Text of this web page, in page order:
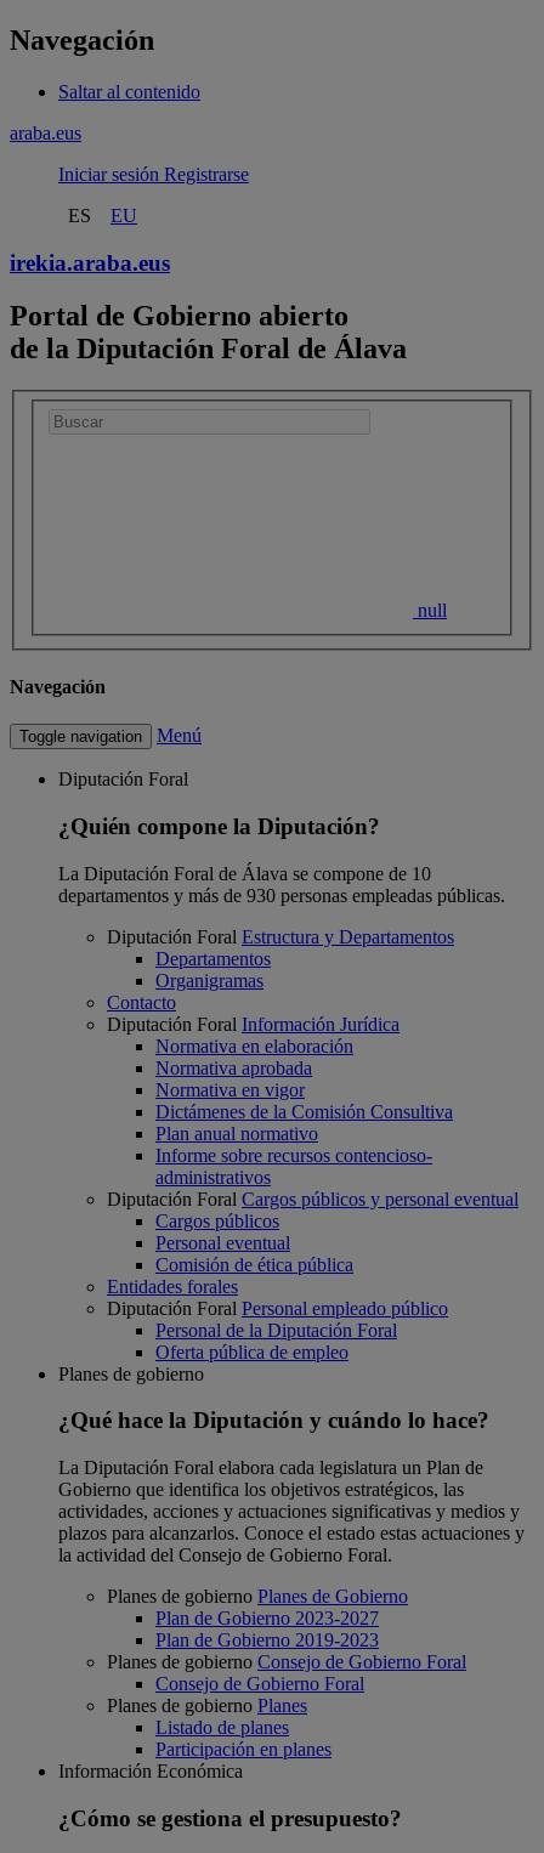
Navegación
Saltar al contenido
araba.eus
Iniciar sesión Registrarse
ES
EU
irekia.araba.eus
Portal de Gobierno abierto
de la Diputación Foral de Álava
null
Navegación
Toggle navigation Menú
Diputación Foral
¿Quién compone la Diputación?
La Diputación Foral de Álava se compone de 10
departamentos y más de 930 personas empleadas públicas.
Diputación Foral Estructura y Departamentos
Departamentos
Organigramas
Contacto
Diputación Foral Información Jurídica
Normativa en elaboración
Normativa aprobada
Normativa en vigor
Dictámenes de la Comisión Consultiva
Plan anual normativo
Informe sobre recursos contencioso-
administrativos
Diputación Foral Cargos públicos y personal eventual
Cargos públicos
Personal eventual
Comisión de ética pública
Entidades forales
Diputación Foral Personal empleado público
Personal de la Diputación Foral
Oferta pública de empleo
Planes de gobierno
¿Qué hace la Diputación y cuándo lo hace?
La Diputación Foral elabora cada legislatura un Plan de
Gobierno que identifica los objetivos estratégicos, las
actividades, acciones y actuaciones significativas y medios y
plazos para alcanzarlos. Conoce el estado estas actuaciones y
la actividad del Consejo de Gobierno Foral.
Planes de gobierno Planes de Gobierno
Plan de Gobierno 2023-2027
Plan de Gobierno 2019-2023
Planes de gobierno Consejo de Gobierno Foral
Consejo de Gobierno Foral
Planes de gobierno Planes
Listado de planes
Participación en planes
Información Económica
¿Cómo se gestiona el presupuesto?